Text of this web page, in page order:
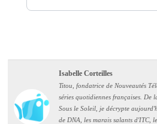
Isabelle Corteilles
Titou, fondatrice de Nouveautés
séries quotidiennes françaises. De
Sous le Soleil, je décrypte
de DNA, les marais salants d'ITC,